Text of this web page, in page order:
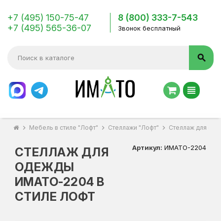
+7 (495) 150-75-47
+7 (495) 565-36-07
8 (800) 333-7-543
Звонок бесплатный
search
view_headline
chevron_right Мебель в стиле "Лофт" chevron_right Стеллажи "Лофт" chevron_right Стеллаж для
СТЕЛЛАЖ ДЛЯ
ОДЕЖДЫ
ИМАТО-2204 В
СТИЛЕ ЛОФТ
Артикул: ИМАТО-2204